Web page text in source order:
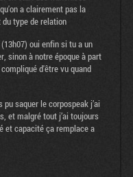
a clairement pas la
type de relation
oui enfin si tu a un
sinon à notre époque à part
d'être vu quand
pu saquer le corpospeak j’ai
et malgré tout j’ai toujours
et capacité ça remplace a